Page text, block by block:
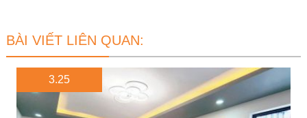
BÀI VIẾT LIÊN QUAN:
3.25